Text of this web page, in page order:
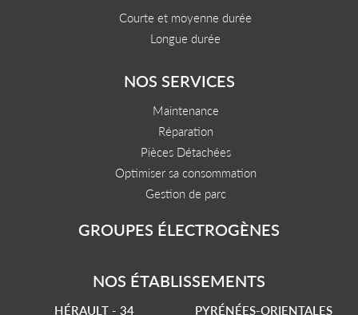
Courte et moyenne durée
Longue durée
NOS SERVICES
Maintenance
Réparation
Pièces Détachées
Optimiser sa consommation
Gestion de parc
GROUPES ÉLECTROGÈNES
NOS ÉTABLISSEMENTS
HÉRAULT - 34
PYRÉNÉES-ORIENTALES